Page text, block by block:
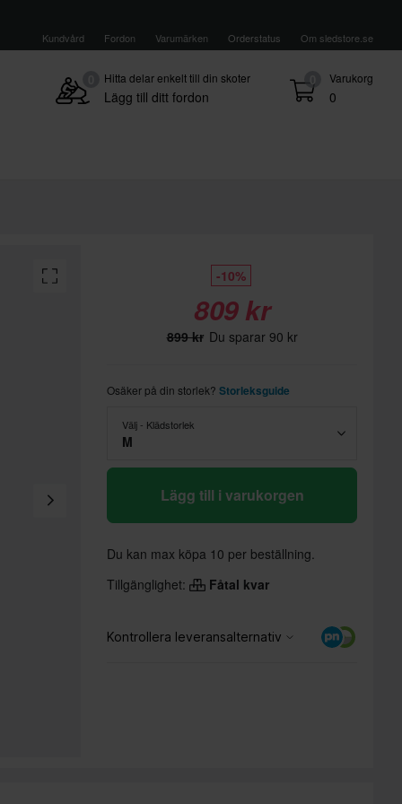
Kundvård Fordon Varumärken Orderstatus Om sledstore.se
0 Varukorg
0
Hitta delar enkelt till din skoter
Lägg till ditt fordon
-10%
809 kr
899 kr Du sparar 90 kr
Osäker på din storlek? Storleksguide
Välj - Klädstorlek
M
Lägg till i varukorgen
Du kan max köpa 10 per beställning.
Tillgänglighet:
Fåtal kvar